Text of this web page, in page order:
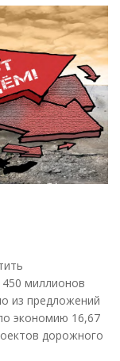
450 миллионов
из предложений
экономию 16,67
дорожного